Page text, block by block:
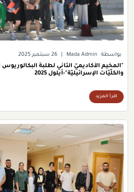
بواسطة Mada Admin 26 سبتمبر 2025
"المخيم الأكاديميّ الثاني لطلبة
والكلّيّات الإسرائيليّة"-أيلول 2025
اقرأ المزيد